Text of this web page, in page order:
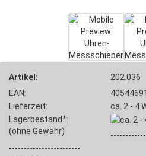
Artikel:
202.036
EAN:
Lieferzeit:
ca. 2 - 4
Lagerbestand*:
(ohne Gewähr)
------------------------